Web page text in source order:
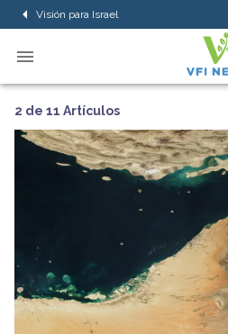
Visión para Israel
2 de 11 Artículos